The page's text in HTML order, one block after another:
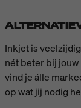
Inkjet is
nét beter bij
vind je álle
op wat jij nodig